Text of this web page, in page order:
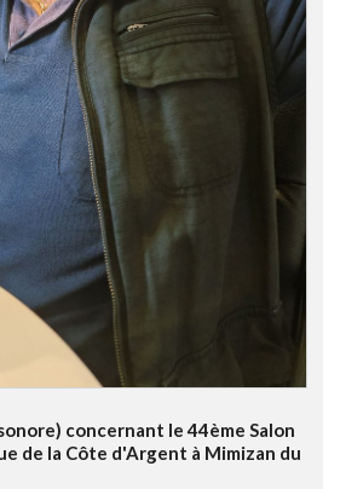
concernant le 44ème Salon
de la Côte d'Argent à Mimizan du